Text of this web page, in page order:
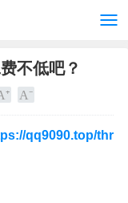
不低吧？
qq9090.top/thr